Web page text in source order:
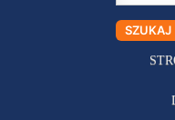
SZUKAJ